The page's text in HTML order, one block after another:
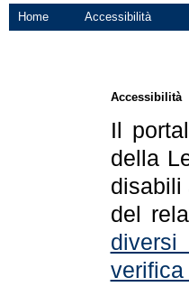
Home Accessibilità
Accessibilità
Il
della
disabili
del
diversi
verifica